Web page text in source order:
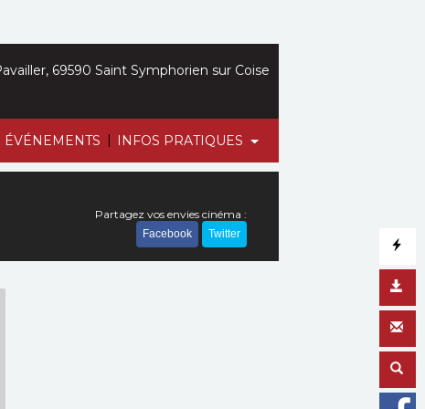
ÉVÉNEMENTS | INFOS PRATIQUES
69590 Saint Symphorien sur Coise
Partagez vos envies cinéma :
Facebook Twitter